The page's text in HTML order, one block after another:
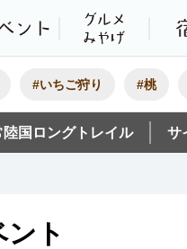
観光いばらき公式ホームペ
ルコーススポット 体験
#いちご狩り #桃
陸国ロングトレイル サ
ト